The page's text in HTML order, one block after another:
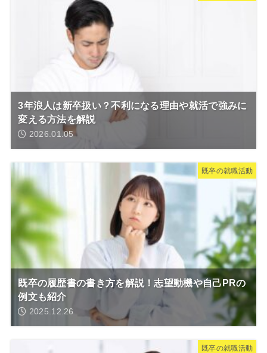
3年浪人は新卒扱い？不利になる理由や就活で強みに
変える方法を解説
2026.01.05
既卒の就職活動
既卒の履歴書の書き方を解説！志望動機や自己PRの
例文も紹介
2025.12.26
既卒の就職活動